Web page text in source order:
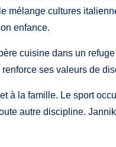
mélange cultures
enfance.
cuisine dans un
ses valeurs de
à la famille. Le sport
autre discipline.